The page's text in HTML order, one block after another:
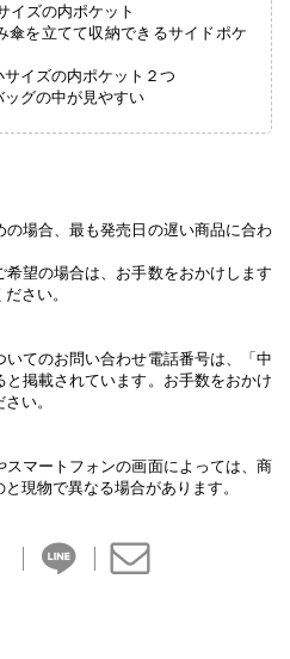
イズの内ポケット
傘を立てて収納できるサイドポケ
サイズの内ポケット２つ
ッグの中が見やすい
場合、最も発売日の遅い商品に合わ
希望の場合は、お手数をおかけします
さい。
てのお問い合わせ電話番号は、「中
掲載されています。お手数をおかけ
い。
マートフォンの画面によっては、商
現物で異なる場合があります。